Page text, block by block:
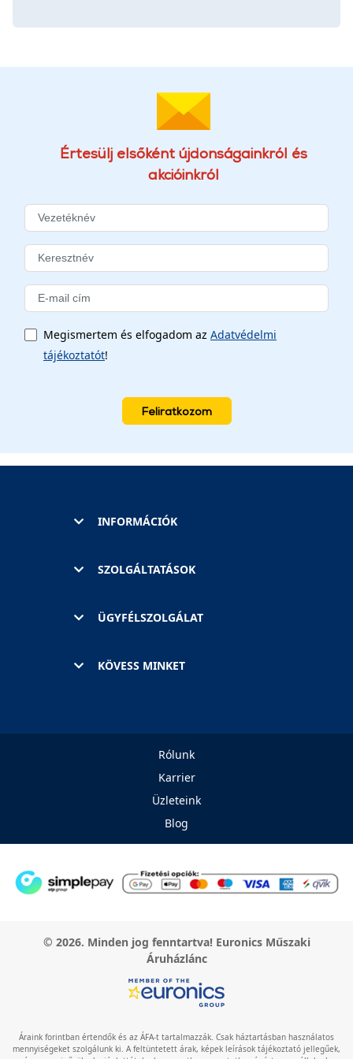
Értesülj elsőként újdonságainkról és
akcióinkról
Megismertem és elfogadom az Adatvédelmi
tájékoztatót!
Feliratkozom
INFORMÁCIÓK
SZOLGÁLTATÁSOK
ÜGYFÉLSZOLGÁLAT
KÖVESS MINKET
Rólunk
Karrier
Üzleteink
Blog
© 2026. Minden jog fenntartva! Euronics Műszaki
Áruházlánc
Áraink forintban értendők és az ÁFA-t tartalmazzák. Csak háztartásban használatos
mennyiségeket szolgálunk ki. A feltüntetett árak, képek leírások tájékoztató jellegűek,